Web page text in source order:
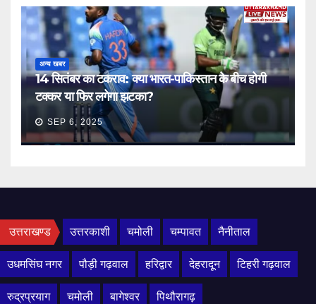
अन्य खबर
14 सितंबर का टकराव: क्या भारत-पाकिस्तान के बीच होगी
टक्कर या फिर लगेगा झटका?
SEP 6, 2025
उत्तराखण्ड उत्तरकाशी चमोली चम्पावत नैनीताल
उधमसिंघ नगर पौड़ी गढ़वाल हरिद्वार देहरादून टिहरी गढ़वाल
रुद्रप्रयाग चमोली बागेश्वर पिथौरागढ़